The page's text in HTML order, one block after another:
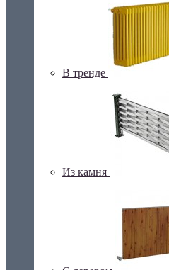
В тренде
Из камня